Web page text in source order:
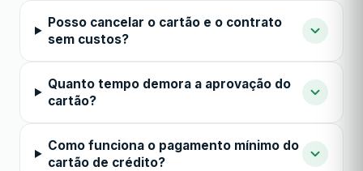
Posso cancelar o cartão e o contrato
sem custos?
Quanto tempo demora a aprovação do
cartão?
Como funciona o pagamento mínimo do
cartão de crédito?